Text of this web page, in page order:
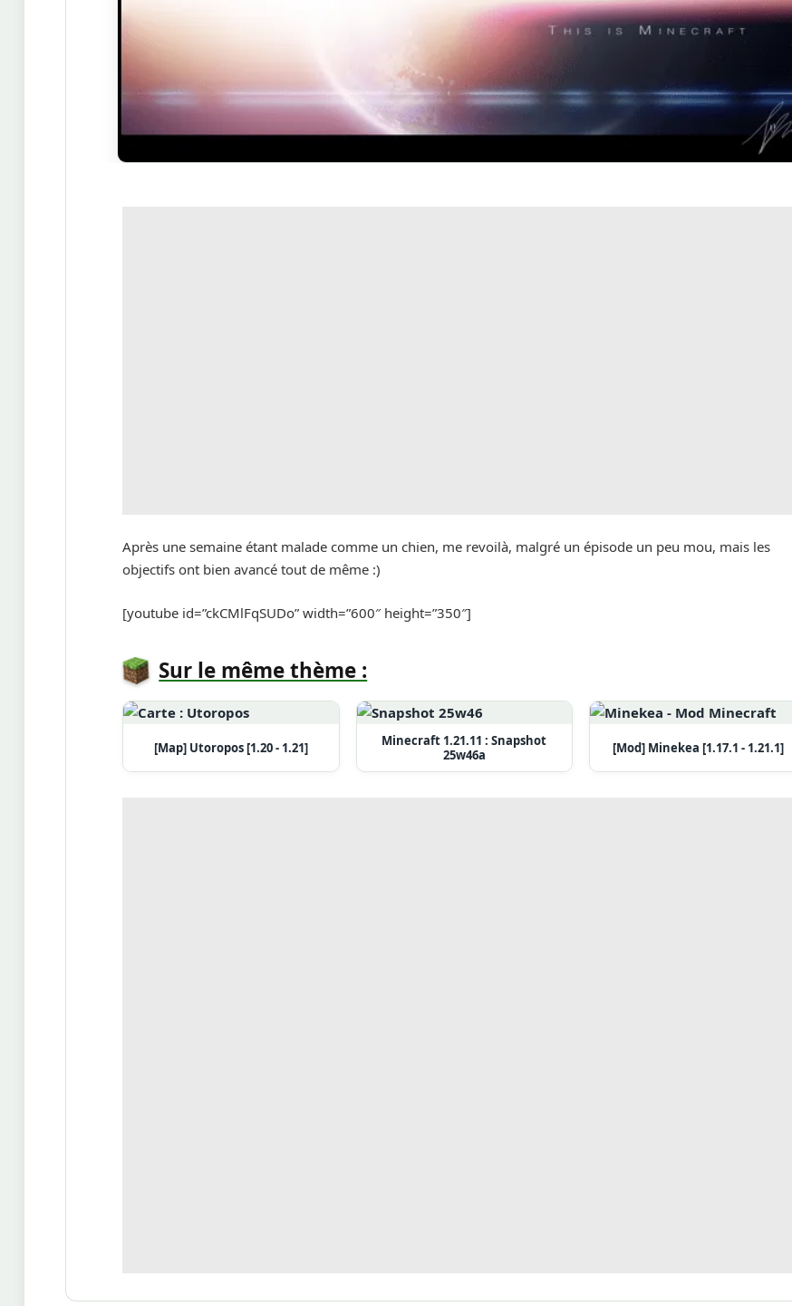
Après une semaine étant malade comme un chien, me revoilà, malgré un épisode un peu mou, mais les
objectifs ont bien avancé tout de même :)
[youtube id=”ckCMlFqSUDo” width=”600″ height=”350″]
Sur le même thème :
[Map] Utoropos [1.20 - 1.21]
Minecraft 1.21.11 : Snapshot
25w46a
[Mod] Minekea [1.17.1 - 1.21.1]